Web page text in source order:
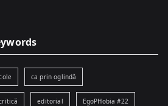
ca prin oglindă
editorial EgoPHobia #22